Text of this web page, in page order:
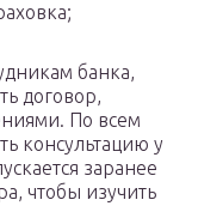
банка,
договор,
По всем
консультацию у
заранее
чтобы изучить